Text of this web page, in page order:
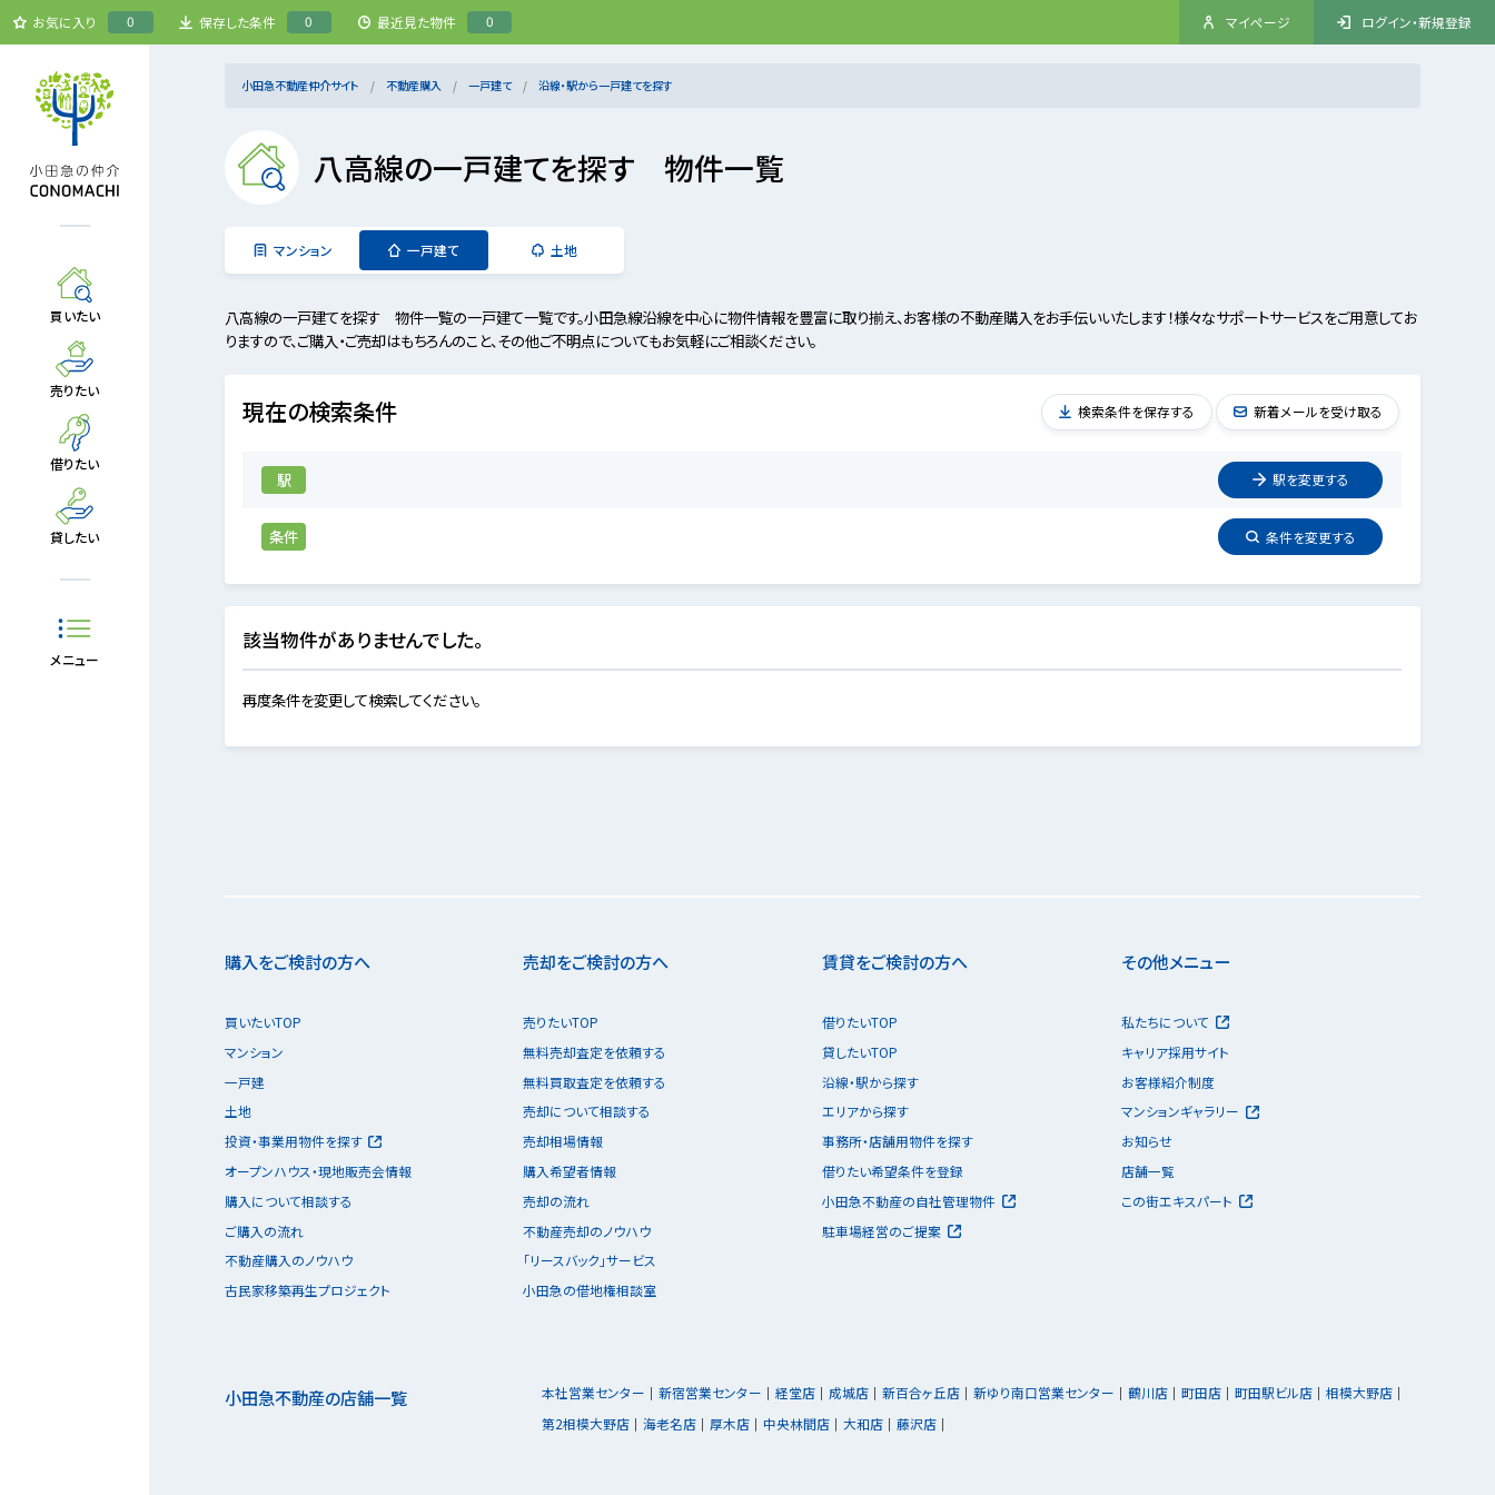
お気に入り 0 保存した条件 0 最近見た物件 0 マイページ ログイン・新規登録
買いたい
売りたい
借りたい
貸したい
メニュー
小田急不動産仲介サイト 不動産購入 一戸建て 沿線・駅から一戸建てを探す
八高線の一戸建てを探す 物件一覧
マンション 一戸建て 土地
八高線の一戸建てを探す 物件一覧の一戸建て一覧です。小田急線沿線を中心に物件情報を豊富に取り揃え、お客様の不動産購入をお手伝いいたします！様々なサポートサービスをご用意してお
りますので、ご購入・ご売却はもちろんのこと、その他ご不明点についてもお気軽にご相談ください。
現在の検索条件
駅 駅を変更する
条件 条件を変更する
検索条件を保存する 新着メールを受け取る
該当物件がありませんでした。
再度条件を変更して検索してください。
購入をご検討の方へ
買いたいTOP
マンション
一戸建
土地
投資・事業用物件を探す
オープンハウス・現地販売会情報
購入について相談する
ご購入の流れ
不動産購入のノウハウ
古民家移築再生プロジェクト
売却をご検討の方へ
売りたいTOP
無料売却査定を依頼する
無料買取査定を依頼する
売却について相談する
売却相場情報
購入希望者情報
売却の流れ
不動産売却のノウハウ
「リースバック」サービス
小田急の借地権相談室
賃貸をご検討の方へ
借りたいTOP
貸したいTOP
沿線・駅から探す
エリアから探す
事務所・店舗用物件を探す
借りたい希望条件を登録
小田急不動産の自社管理物件
駐車場経営のご提案
その他メニュー
私たちについて
キャリア採用サイト
お客様紹介制度
マンションギャラリー
お知らせ
店舗一覧
この街エキスパート
小田急不動産の店舗一覧 本社営業センター 新宿営業センター 経堂店 成城店 新百合ヶ丘店 新ゆり南口営業センター 鶴川店 町田店 町田駅ビル店
相模大野店
第2相模大野店
海老名店 厚木店 中央林間店 大和店 藤沢店